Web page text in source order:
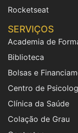
Rocketseat
SERVIÇOS
Academia de
Biblioteca
Bolsas e
Centro de
Clínica da Saúde
Colação de Grau